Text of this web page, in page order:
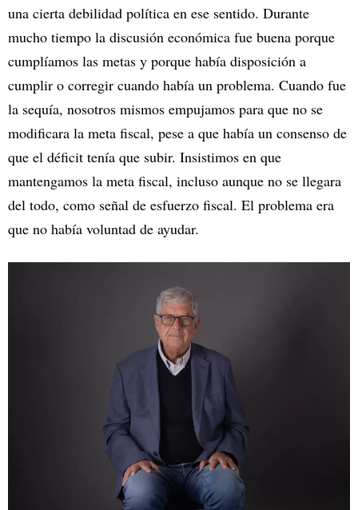
una cierta debilidad política en ese sentido. Durante
mucho tiempo la discusión económica fue buena porque
cumplíamos las metas y porque había disposición a
cumplir o corregir cuando había un problema. Cuando fue
la sequía, nosotros mismos empujamos para que no se
modificara la meta fiscal, pese a que había un consenso de
que el déficit tenía que subir. Insistimos en que
mantengamos la meta fiscal, incluso aunque no se llegara
del todo, como señal de esfuerzo fiscal. El problema era
que no había voluntad de ayudar.